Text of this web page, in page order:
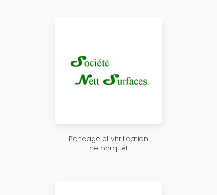
Ponçage et vitrification
de parquet